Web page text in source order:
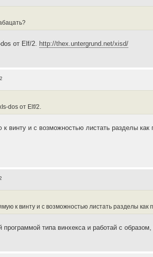
от Elf/2. http://thex.untergrund.net/xisd/
dos от Elf/2.
винту и с возможностью листать разделы
к винту и с возможностью листать разделы как
типа винхекса и работай с